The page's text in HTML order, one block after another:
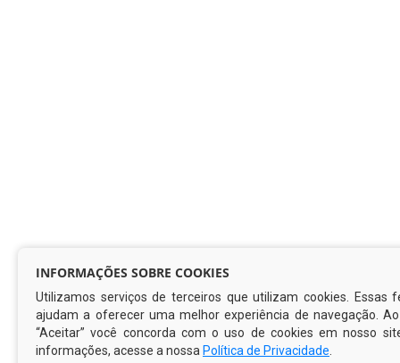
INFORMAÇÕES SOBRE COOKIES
Utilizamos serviços de terceiros que utilizam cookies. Essas
ajudam a oferecer uma melhor experiência de navegação.
“Aceitar” você concorda com o uso de cookies em nosso
informações, acesse a nossa Política de Privacidade